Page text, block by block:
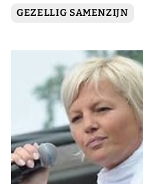
GEZELLIG SAMENZIJN